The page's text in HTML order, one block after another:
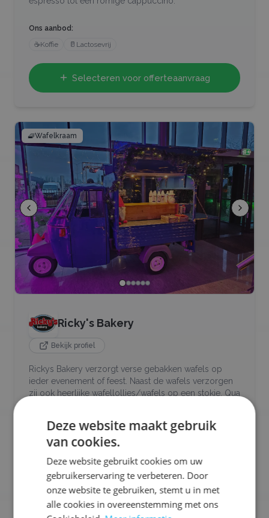
Ons aanbod:
☕Koffie 🥛 Lactosevrij
Selecteren voor offerteaanvraag
🧇Wafelkraam
Ricky's Bakery
Bekijk profiel
Rickys Bakery verzorgt verse gebakken wafels op
ieder evenement of feest. Naast de wafels verzorgen
zij ook heerlijke wafellollies/wafels op een stokje. Qua
voor heerlijke zoete toppings (smarties, spekkies,
crunch etc)
Wafels / Crêpes Vegetarisch
Deze website maakt gebruik
van cookies.
Deze website gebruikt cookies om uw
gebruikerservaring te verbeteren. Door
onze website te gebruiken, stemt u in met
alle cookies in overeenstemming met ons